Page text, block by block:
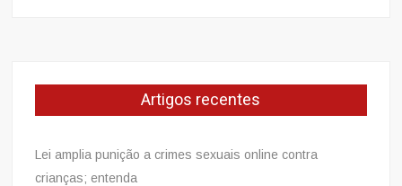
Artigos recentes
Lei amplia punição a crimes sexuais online contra
crianças; entenda